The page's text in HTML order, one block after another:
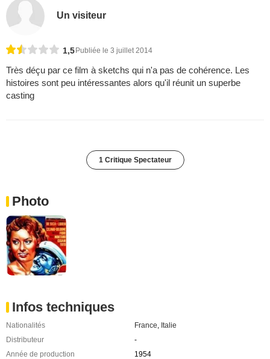
Un visiteur
1,5 Publiée le 3 juillet 2014
Très déçu par ce film à sketchs qui n'a pas de cohérence. Les
histoires sont peu intéressantes alors qu'il réunit un superbe
casting
1 Critique Spectateur
Photo
Infos techniques
Nationalités France Italie
Distributeur
-
Année de production
1954